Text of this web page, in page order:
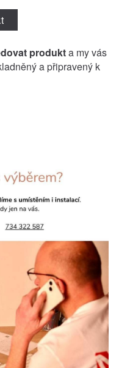
produkta my vás
a připravený k